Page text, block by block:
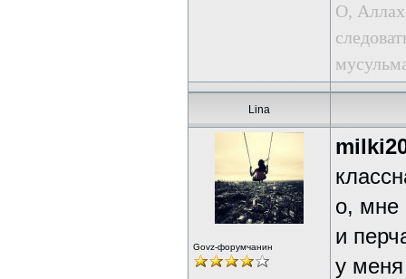
О,
Lina
Govz-форумчанин
о, мне
и
у меня